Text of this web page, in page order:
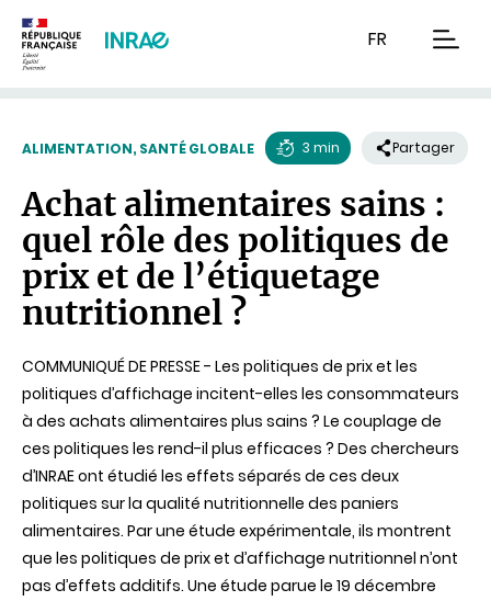
FR
ALIMENTATION, SANTÉ GLOBALE
de
lecture
3 min Partager
Achat alimentaires sains :
quel rôle des politiques de
prix et de l’étiquetage
nutritionnel ?
COMMUNIQUÉ DE PRESSE - Les politiques de prix et les
politiques d’affichage incitent-elles les consommateurs
à des achats alimentaires plus sains ? Le couplage de
ces politiques les rend-il plus efficaces ? Des chercheurs
d’INRAE ont étudié les effets séparés de ces deux
politiques sur la qualité nutritionnelle des paniers
alimentaires. Par une étude expérimentale, ils montrent
que les politiques de prix et d’affichage nutritionnel n’ont
pas d’effets additifs. Une étude parue le 19 décembre